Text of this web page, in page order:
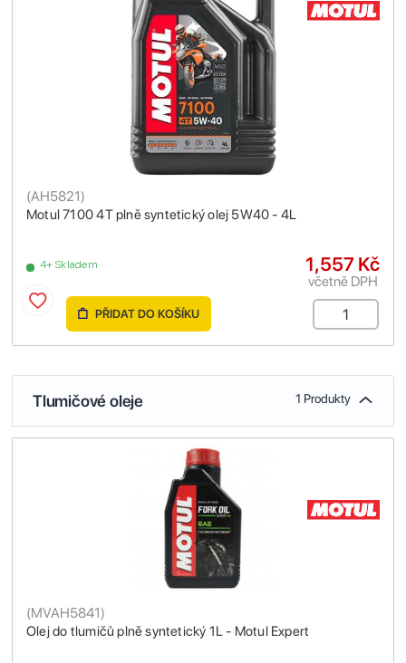
Motul 7100 4T plně syntetický olej 5W40 - 4L
(AH5821)
4+ Skladem 1,557 Kč
včetně DPH
PŘIDAT DO KOŠÍKU
Tlumičové oleje 1 Produkty
Olej do tlumičů plně syntetický 1L - Motul Expert
(MVAH5841)